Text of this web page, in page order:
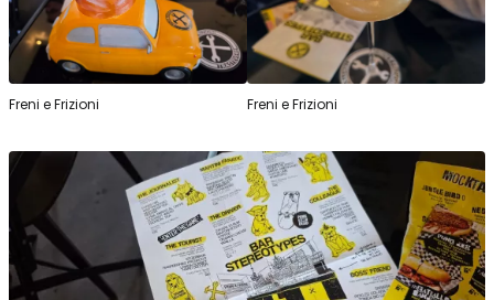
Freni e Frizioni Freni e Frizioni